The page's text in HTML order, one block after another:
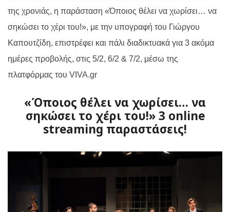
της χρονιάς, η παράσταση «Όποιος θέλει να χωρίσει… να
σηκώσει το χέρι του!», με την υπογραφή του Γιώργου
Καπουτζίδη, επιστρέφει και πάλι διαδικτυακά για 3 ακόμα
ημέρες προβολής, στις 5/2, 6/2 & 7/2, μέσω της
πλατφόρμας του VIVA.gr
«Όποιος θέλει να χωρίσει… να
σηκώσει το χέρι του!» 3 online
streaming παραστάσεις!